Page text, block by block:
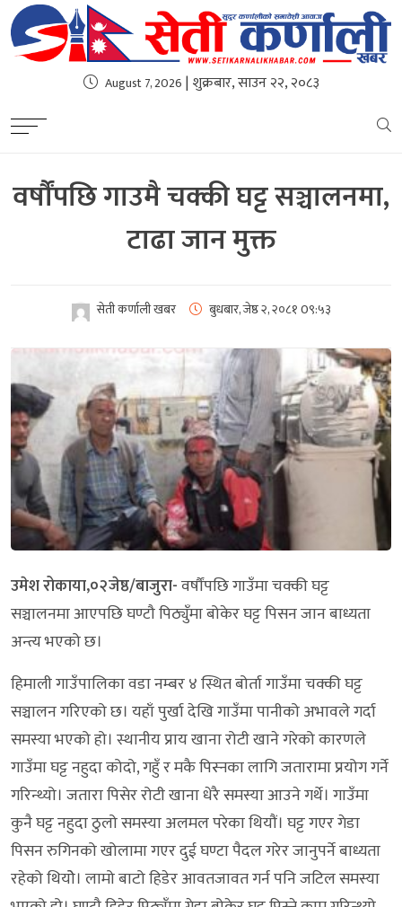
August 7, 2026 | शुक्रबार, साउन २२, २०८३
वर्षौंपछि गाउमै चक्की घट्ट सञ्चालनमा,
टाढा जान मुक्त
सेती कर्णाली खबर बुधबार, जेष्ठ २, २०८१0९:५३
उमेश रोकाया,०२जेष्ठ/बाजुरा-वर्षौंपछि गाउँमा चक्की घट्ट
सञ्चालनमा आएपछि घण्टौ पिठ्युँमा बोकेर घट्ट पिसन जान बाध्यता
अन्त्य भएको छ।
हिमाली गाउँपालिका वडा नम्बर ४ स्थित बोर्ता गाउँमा चक्की घट्ट
सञ्चालन गरिएको छ। यहाँ पुर्खा देखि गाउँमा पानीको अभावले गर्दा
समस्या भएको हो। स्थानीय प्राय खाना रोटी खाने गरेको कारणले
गाउँमा घट्ट नहुदा कोदो, गहुँ र मकै पिस्नका लागि जतारामा प्रयोग गर्ने
गरिन्थ्यो। जतारा पिसेर रोटी खाना धेरै समस्या आउने गर्थे। गाउँमा
कुनै घट्ट नहुदा ठुलो समस्या अलमल परेका थियौं। घट्ट गएर गेडा
पिसन रुगिनको खोलामा गएर दुई घण्टा पैदल गरेर जानुपर्ने बाध्यता
रहेको थियोे। लामो बाटो हिडेर आवतजावत गर्न पनि जटिल समस्या